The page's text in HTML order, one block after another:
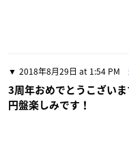
2018年8月29日 at 1:54 PM
3周年おめでとうこざい
円盤楽しみです！